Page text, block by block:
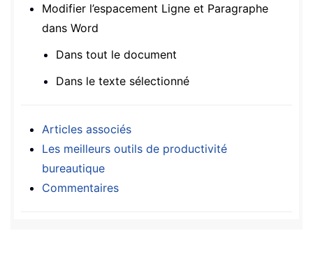
Modifier l’espacement Ligne et Paragraphe
dans Word
Dans tout le document
Dans le texte sélectionné
Articles associés
Les meilleurs outils de productivité
bureautique
Commentaires